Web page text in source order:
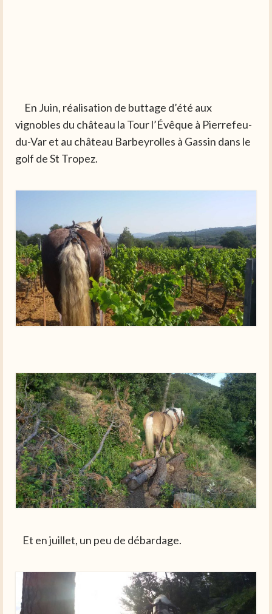
En Juin, réalisation de buttage d’été aux
vignobles du château la Tour l’Évêque à Pierrefeu-
du-Var et au château Barbeyrolles à Gassin dans le
golf de St Tropez.
Et en juillet, un peu de débardage.